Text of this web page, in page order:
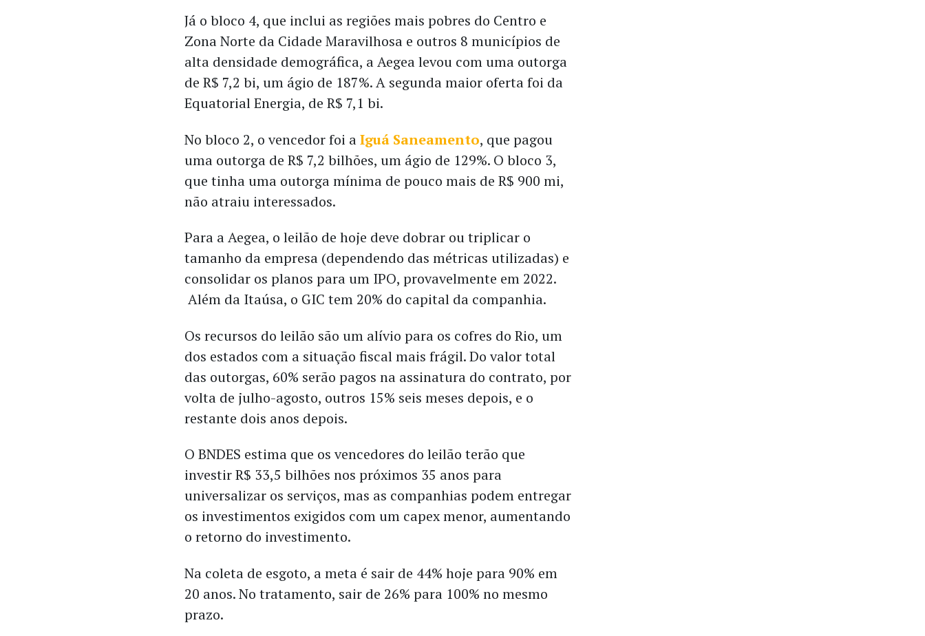
Já o bloco 4, que inclui as regiões mais pobres do Centro e
Zona Norte da Cidade Maravilhosa e outros 8 municípios de
alta densidade demográfica, a Aegea levou com uma outorga
de R$ 7,2 bi, um ágio de 187%. A segunda maior oferta foi da
Equatorial Energia, de R$ 7,1 bi.
No bloco 2, o vencedor foi aIguá Saneamento, que pagou
uma outorga de R$ 7,2 bilhões, um ágio de 129%. O bloco 3,
que tinha uma outorga mínima de pouco mais de R$ 900 mi,
não atraiu interessados.
Para a Aegea, o leilão de hoje deve dobrar ou triplicar o
tamanho da empresa (dependendo das métricas utilizadas) e
consolidar os planos para um IPO, provavelmente em 2022.
Além da Itaúsa, o GIC tem 20% do capital da companhia.
Os recursos do leilão são um alívio para os cofres do Rio, um
dos estados com a situação fiscal mais frágil. Do valor total
das outorgas, 60% serão pagos na assinatura do contrato, por
volta de julho-agosto, outros 15% seis meses depois, e o
restante dois anos depois.
O BNDES estima que os vencedores do leilão terão que
investir R$ 33,5 bilhões nos próximos 35 anos para
universalizar os serviços, mas as companhias podem entregar
os investimentos exigidos com um capex menor, aumentando
o retorno do investimento.
Na coleta de esgoto, a meta é sair de 44% hoje para 90% em
20 anos. No tratamento, sair de 26% para 100% no mesmo
prazo.